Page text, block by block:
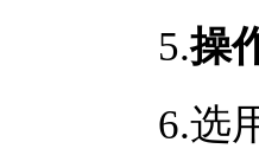
5.操
6.选